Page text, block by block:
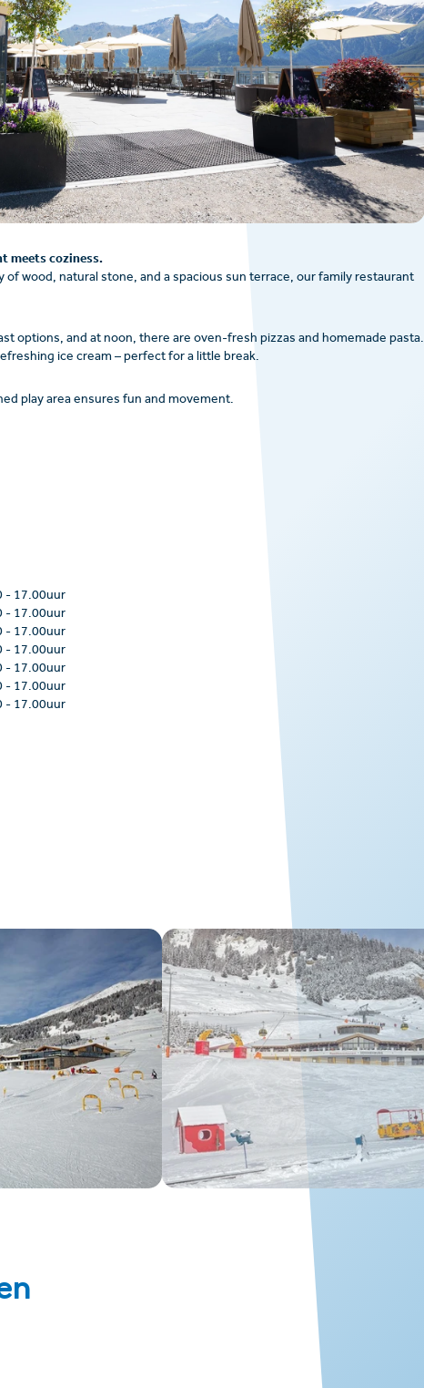
meets coziness.
wood, natural stone, and a spacious sun terrace, our family restaurant
options, and at noon, there are oven-fresh pizzas and homemade pasta.
ice cream – perfect for a little break.
play area ensures fun and movement.
- 17.00uur
- 17.00uur
- 17.00uur
- 17.00uur
- 17.00uur
- 17.00uur
- 17.00uur